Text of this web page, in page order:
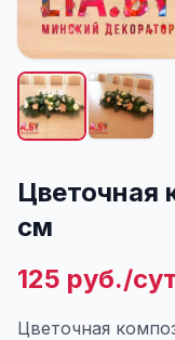
Цветочная
см
125 руб./
Цветочная